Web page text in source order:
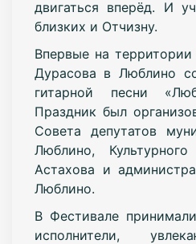
двигаться вперёд. И
близких и Отчизну.
Впервые на
Дурасова в Люблино
гитарной песни
Праздник был
Совета депутатов
Люблино,
Астахова и
Люблино.
В Фестивале
исполнители,